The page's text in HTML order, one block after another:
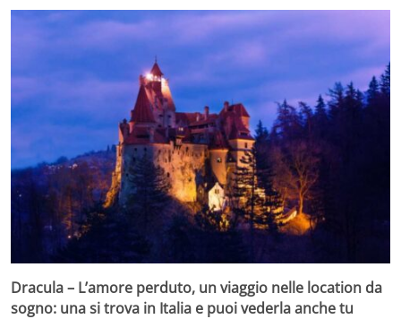
Dracula – L’amore perduto, un viaggio nelle location da
sogno: una si trova in Italia e puoi vederla anche tu